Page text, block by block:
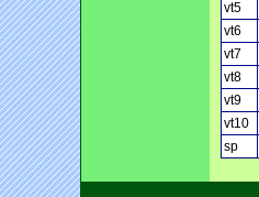
vt5
vt6
vt7
vt8
vt9
vt10
sp